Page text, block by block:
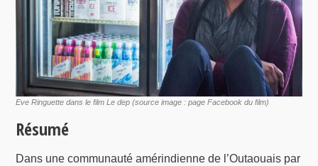
Eve Ringuette dans le film Le dep (source image : page Facebook du film)
Résumé
Dans une communauté amérindienne de l’Outaouais par